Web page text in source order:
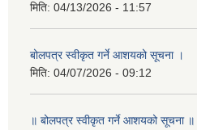
मिति: 04/13/2026 - 11:57
बोलपत्र स्वीकृत गर्ने आशयको सूचना ।
मिति: 04/07/2026 - 09:12
॥ बोलपत्र स्वीकृत गर्ने आशयको सूचना ॥